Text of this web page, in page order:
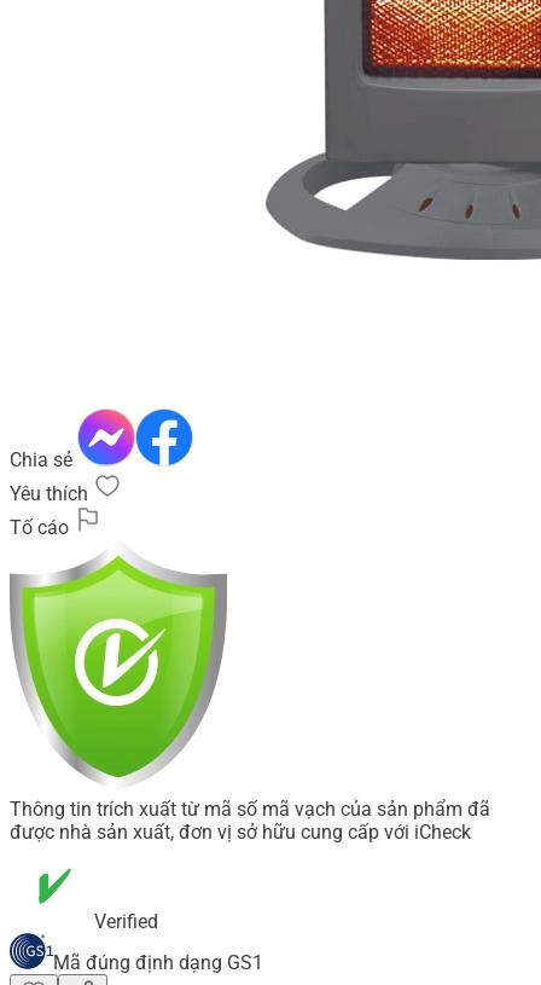
Chia sẻ
Yêu thích
Tố cáo
Thông tin trích xuất từ mã số mã vạch của sản phẩm đã
được nhà sản xuất, đơn vị sở hữu cung cấp với iCheck
Verified
Mã đúng định dạng GS1